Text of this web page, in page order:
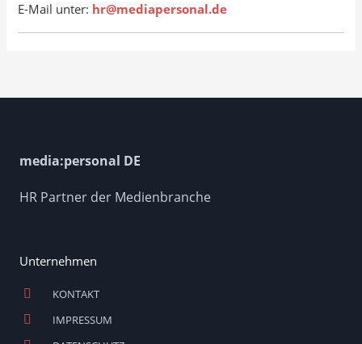
E-Mail unter: hr@mediapersonal.de
media:personal DE
HR Partner der Medienbranche
Unternehmen
KONTAKT
IMPRESSUM